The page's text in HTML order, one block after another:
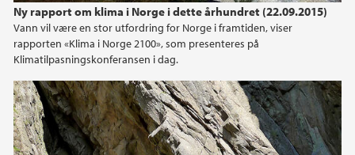
Ny rapport om klima i Norge i dette århundret (22.09.2015)
Vann vil være en stor utfordring for Norge i framtiden, viser
rapporten «Klima i Norge 2100», som presenteres på
Klimatilpasningskonferansen i dag.